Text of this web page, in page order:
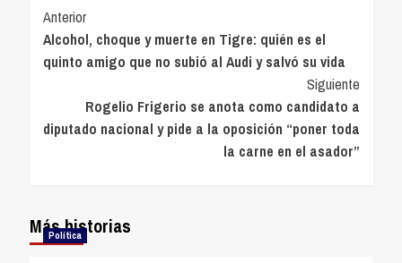
Navegación
de
entradas
Anterior
Alcohol, choque y muerte en Tigre: quién es el
quinto amigo que no subió al Audi y salvó su vida
Siguiente
Rogelio Frigerio se anota como candidato a
diputado nacional y pide a la oposición “poner toda
la carne en el asador”
Más historias
Política